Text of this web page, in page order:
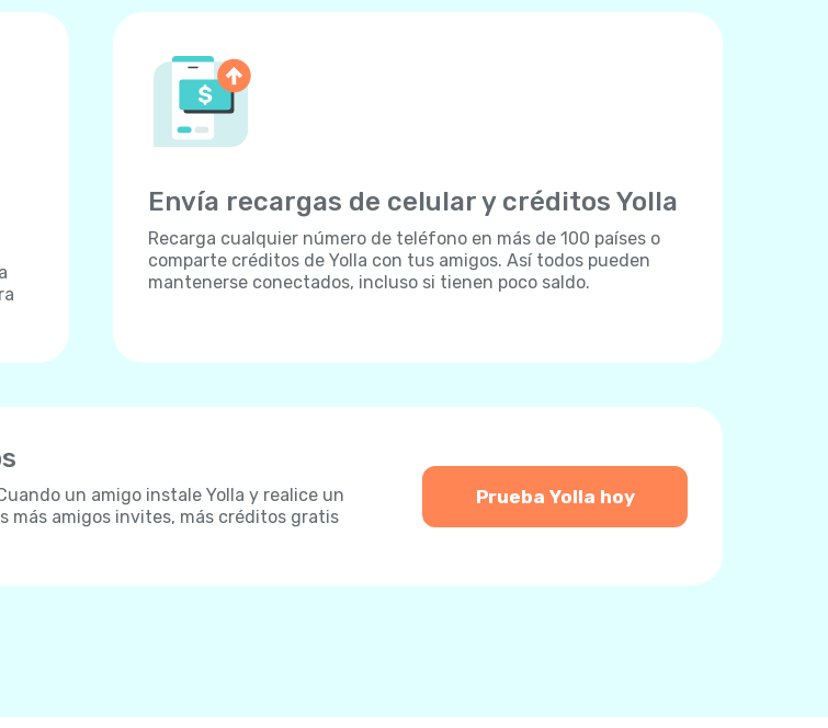
Envía recargas de celular y créditos Yolla
Recarga cualquier número de teléfono en más de 100 países o
comparte créditos de Yolla con tus amigos. Así todos pueden
mantenerse conectados, incluso si tienen poco saldo.
un amigo instale Yolla y realice un
más amigos invites, más créditos gratis
Prueba Yolla hoy